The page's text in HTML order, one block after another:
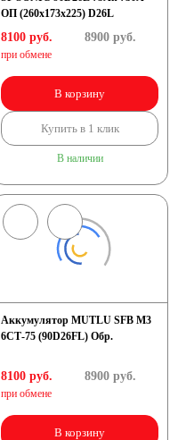
ОП (260x173x225) D26L
8100 руб.
при обмене
8900руб.
В корзину
Купить в 1 клик
В наличии
Аккумулятор MUTLU SFB M3
6СТ-75 (90D26FL) Обр.
8100 руб.
при обмене
8900руб.
В корзину